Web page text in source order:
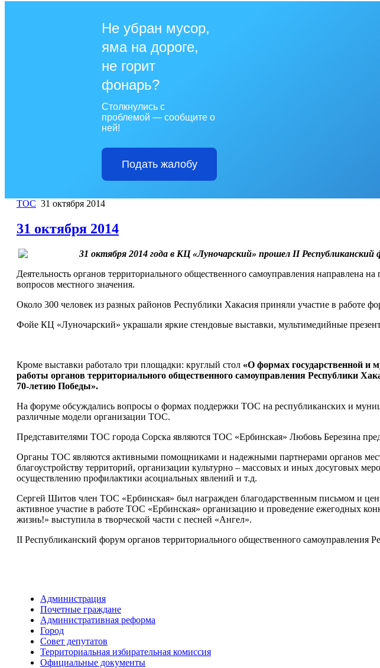
Не убран мусор,
яма на дороге,
не горит
фонарь?
Столкнулись с
проблемой — сообщите о
ней!
Подать жалобу
ТОС 31 октября 2014
31 октября 2014
31 октября 2014 года в КЦ «Луночарский» прошел IIРеспубликанский
Деятельность органов территориального общественного самоуправления
вопросов местного значения.
Около 300 человек из разных районов Республики Хакасия приняли участие в работе
Фойе КЦ «Луночарский» украшали яркие стендовые выставки, мультимедийные
Кроме выставки работало три площадки: круглый стол «О формах государственной и
работы органов территориального общественного самоуправления Республики
70-летию Победы».
На форуме обсуждались вопросы о формах поддержки ТОС на республиканских и
различные модели организации ТОС.
Представителями ТОС города Сорска являются ТОС «Ербинская» Любовь Березина
Органы ТОС являются активными помощниками и надежными партнерами органов
благоустройству территорий, организации культурно – массовых и иных досуговых
осуществлению профилактики асоциальных явлений и т.д.
Сергей Шитов член ТОС «Ербинская» был награжден благодарственным письмом и
активное участие в работе ТОС «Ербинская» организацию и проведение ежегодных
жизнь!» выступила в творческой части с песней «Ангел».
II Республиканский форум органов территориального общественного
Администрация
Почетные граждане
Административная реформа
Город
Совет депутатов
Территориальная избирательная комиссия
Официальные документы